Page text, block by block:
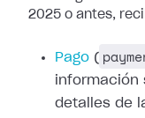
2025 o antes,
Pago (
información
detalles de